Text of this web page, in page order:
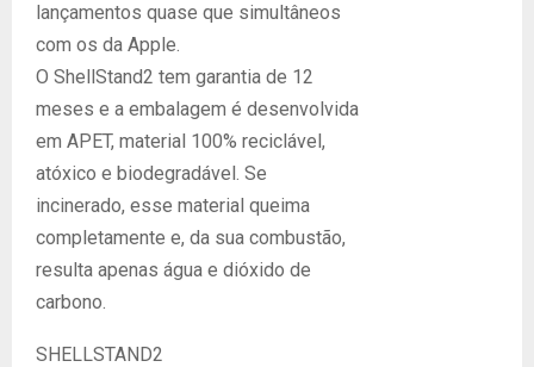
lançamentos quase que simultâneos
com os da Apple.
O ShellStand2 tem garantia de 12
meses e a embalagem é desenvolvida
em APET, material 100% reciclável,
atóxico e biodegradável. Se
incinerado, esse material queima
completamente e, da sua combustão,
resulta apenas água e dióxido de
carbono.
SHELLSTAND2